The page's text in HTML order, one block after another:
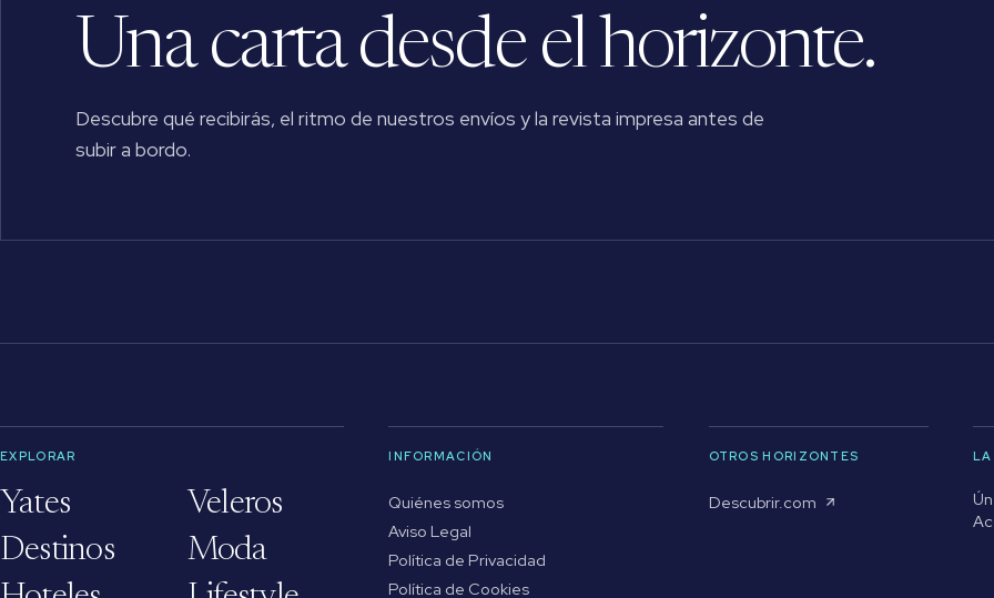
Una carta desde el horizonte.
Descubre qué recibirás, el ritmo de nuestros envíos y la revista impresa antes de
subir a bordo.
EXPLORAR
Yates
Veleros
Destinos
Moda
INFORMACIÓN
Quiénes somos
Aviso Legal
Política de Privacidad
Política de Cookies
OTROS HORIZONTES
Descubrir.com
LA